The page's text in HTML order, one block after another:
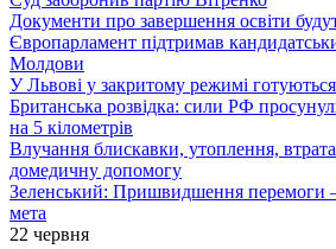
Документи про завершення освіти
Європарламент підтримав
Молдови
У Львові у закритому режимі
Британська розвідка: сили РФ
на 5 кілометрів
Влучання блискавки, утоплення, втрата
домедичну допомогу
Зеленський: Пришвидшення перемоги
мета
22 червня